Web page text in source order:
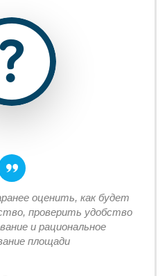
оценить, как будет
проверить удобство
и рациональное
площади